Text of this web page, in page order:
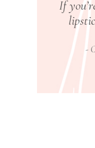
If